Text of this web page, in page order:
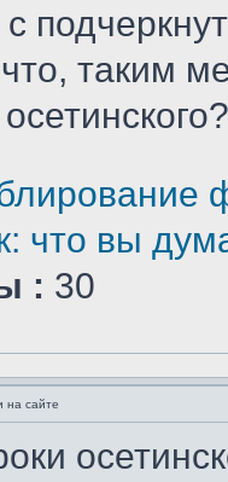
таким
что вы
: 30
на сайте